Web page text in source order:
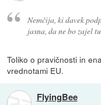
Nemčija, ki davek
jasna, da ne bo zajel
Toliko o pravičnosti in
vrednotami EU.
FlyingBee